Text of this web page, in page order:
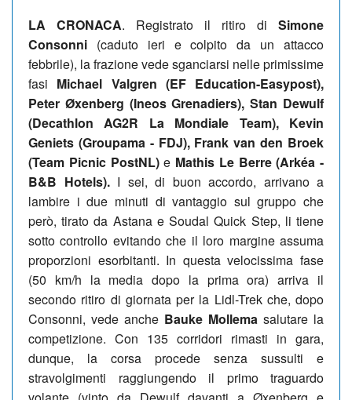
LA CRONACA. Registrato il ritiro di Simone
Consonni (caduto ieri e colpito da un attacco
febbrile), la frazione vede sganciarsi nelle primissime
fasi Michael Valgren (EF Education-Easypost),
Peter Øxenberg (Ineos Grenadiers), Stan Dewulf
(Decathlon AG2R La Mondiale Team), Kevin
Geniets (Groupama - FDJ), Frank van den Broek
(Team Picnic PostNL)e Mathis Le Berre (Arkéa -
B&B Hotels).I sei, di buon accordo, arrivano a
lambire i due minuti di vantaggio sul gruppo che
però, tirato da Astana e Soudal Quick Step, li tiene
sotto controllo evitando che il loro margine assuma
proporzioni esorbitanti. In questa velocissima fase
(50 km/h la media dopo la prima ora) arriva il
secondo ritiro di giornata per la Lidl-Trek che, dopo
Consonni, vede anche Bauke Mollema salutare la
competizione. Con 135 corridori rimasti in gara,
dunque, la corsa procede senza sussulti e
stravolgimenti raggiungendo il primo traguardo